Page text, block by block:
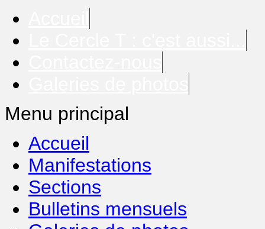
Menu principal
Accueil
Manifestations
Sections
Bulletins mensuels